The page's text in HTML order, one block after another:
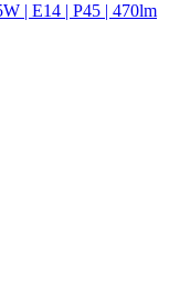
| E14 | P45 | 470lm